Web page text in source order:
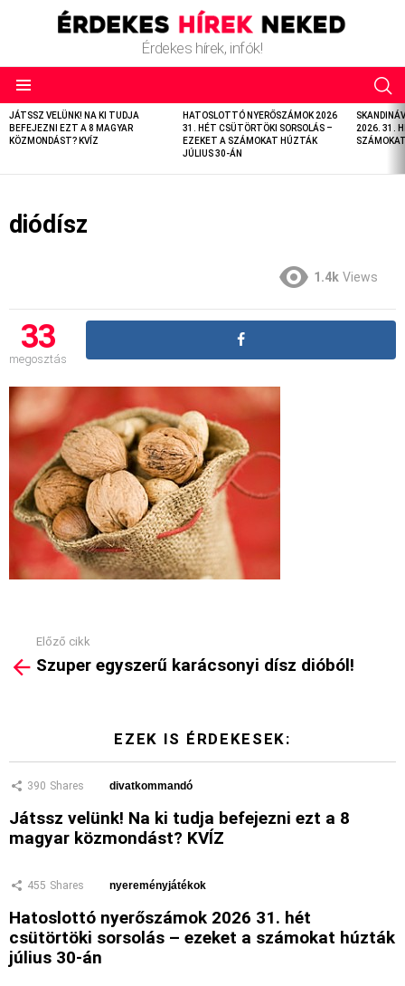
Érdekes hírek, infók!
LATEST
STORIES
JÁTSSZ VELÜNK! NA KI TUDJA
BEFEJEZNI EZT A 8 MAGYAR
KÖZMONDÁST? KVÍZ
HATOSLOTTÓ NYERŐSZÁMOK 2026
31. HÉT CSÜTÖRTÖKI SORSOLÁS –
EZEKET A SZÁMOKAT HÚZTÁK
JÚLIUS 30-ÁN
2026. 31.
diódísz
1.4k Views
33
megosztás
more
Előző cikk
Szuper egyszerű karácsonyi dísz dióból!
EZEK IS ÉRDEKESEK:
390 Shares divatkommandó
Játssz velünk! Na ki tudja befejezni ezt a 8
magyar közmondást? KVÍZ
455 Shares nyereményjátékok
Hatoslottó nyerőszámok 2026 31. hét
csütörtöki sorsolás – ezeket a számokat húzták
július 30-án